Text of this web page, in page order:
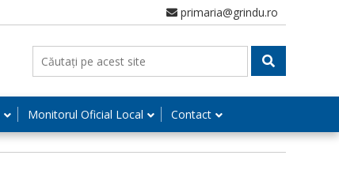
primaria@grindu.ro
Monitorul Oficial Local Contact